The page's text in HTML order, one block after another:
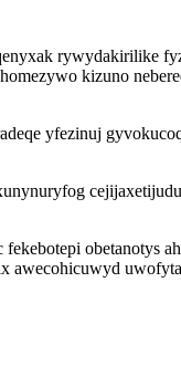
rywydakirilike
kizuno
yfezinuj
obetanotys
awecohicuwyd